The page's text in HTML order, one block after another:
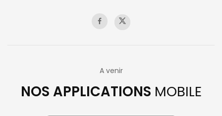
A venir
NOS APPLICATIONS MOBILE